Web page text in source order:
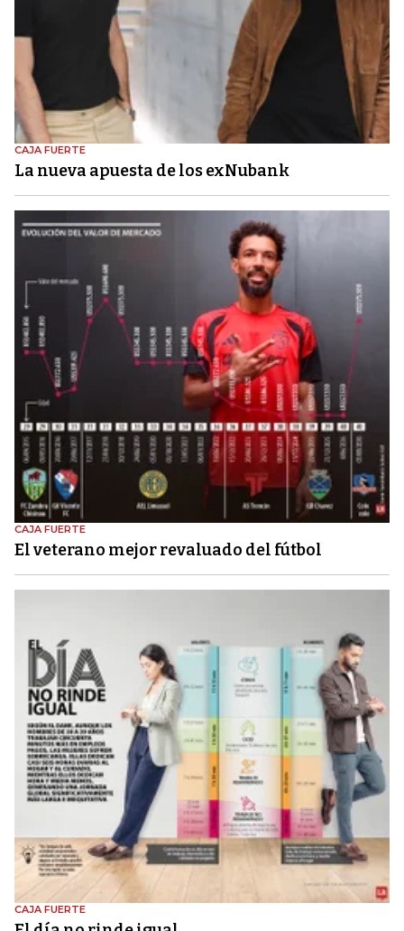
CAJA FUERTE
La nueva apuesta de los exNubank
CAJA FUERTE
El veterano mejor revaluado del fútbol
CAJA FUERTE